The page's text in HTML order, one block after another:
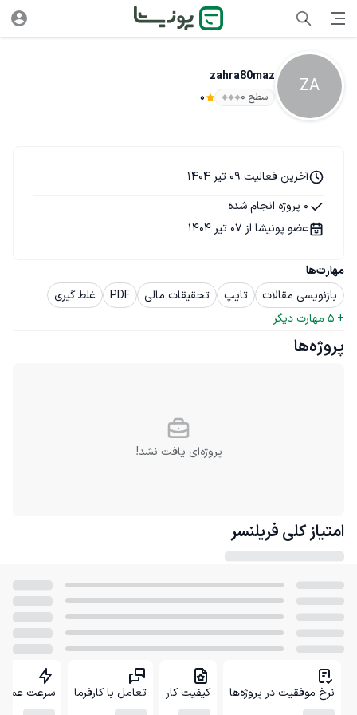
ZA
zahra80maz
سطح ۰ 0
مهارت‌ها
بازنویسی مقالات
تایپ تحقیقات مالی PDF
غلط گیری
+
5 مهارت دیگر
آخرین فعالیت 09 تیر 1404
0 پروژه انجام شده
عضو پونیشا از 07 تیر 1404
پروژه‌ها
پروژه‌ای یافت نشد!
امتیاز کلی فریلنسر
نرخ موفقیت در پروژه‌ها کیفیت کار تعامل با کارفرما سرعت عمل